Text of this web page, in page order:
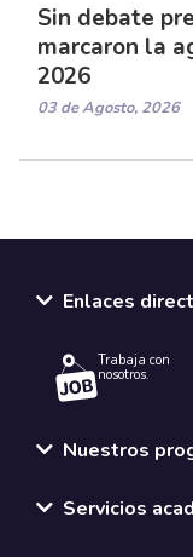
Sin debate
marcaron la
2026
03 de Agosto, 2026
Enlaces
Trabaja con
nosotros.
Nuestros
Servicios